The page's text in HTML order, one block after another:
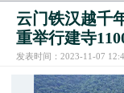
云门铁汉越千
重举行建寺
发表时间：2023-11-07